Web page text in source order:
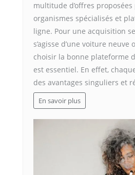
multitude d’offres
organismes spécialisés et
ligne. Pour une acquisition
s’agisse d’une voiture neuve
choisir la bonne plateforme
est essentiel. En effet,
des avantages singuliers et
En savoir plus